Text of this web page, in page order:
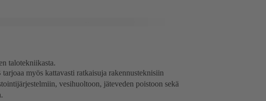
talotekniikasta.
myös kattavasti ratkaisuja rakennusteknisiin
vesihuoltoon, jäteveden poistoon sekä